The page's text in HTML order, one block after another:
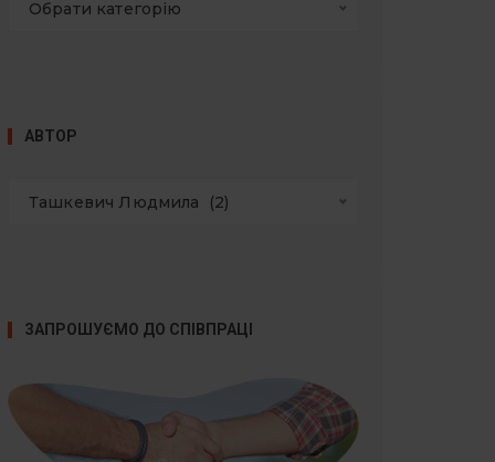
Обрати категорію
АВТОР
Ташкевич Людмила  (2)
ЗАПРОШУЄМО ДО СПІВПРАЦІ